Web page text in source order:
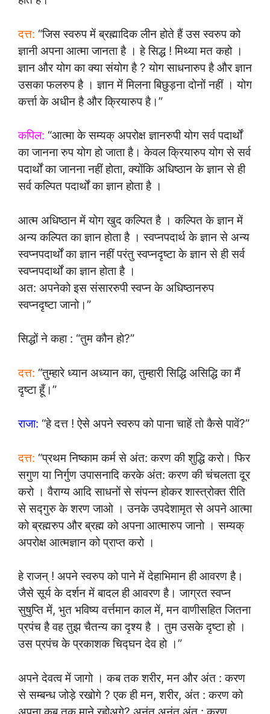
दत्त: “जिस स्वरुप में ब्रह्मादिक लीन होते हैं उस स्वरुप को
ज्ञानी अपना आत्मा जानता है । हे सिद्ध ! मिथ्या मत कहो ।
ज्ञान और योग का क्या संयोग है ? योग साधनारुप है और ज्ञान
उसका फलरुप है । ज्ञान में मिलना बिछुड़ना दोनों नहीं । योग
कर्त्ता के अधीन है और क्रियारुप है।”
कपिल: “आत्मा के सम्यक् अपरोक्ष ज्ञानरुपी योग सर्व पदार्थों
का जानना रुप योग हो जाता है। केवल क्रियारुप योग से सर्व
पदार्थों का जानना नहीं होता, क्योंकि अधिष्ठान के ज्ञान से ही
सर्व कल्पित पदार्थों का ज्ञान होता है ।
आत्म अधिष्ठान में योग खुद कल्पित है । कल्पित के ज्ञान में
अन्य कल्पित का ज्ञान होता है । स्वप्नपदार्थ के ज्ञान से अन्य
स्वप्नपदार्थों का ज्ञान नहीं परंतु स्वप्नदृष्टा के ज्ञान से ही सर्व
स्वप्नपदार्थों का ज्ञान होता है ।
अत: अपनेको इस संसाररुपी स्वप्न के अधिष्ठानरुप
स्वप्नदृष्टा जानो।”
सिद्धों ने कहा : “तुम कौन हो?”
दत्त: “तुम्हारे ध्यान अध्यान का, तुम्हारी सिद्धि असिद्धि का मैं
दृष्टा हूँ।”
राजा: “हे दत्त ! ऐसे अपने स्वरुप को पाना चाहें तो कैसे पावें?”
दत्त: “प्रथम निष्काम कर्म से अंत: करण की शुद्धि करो। फिर
सगुण या निर्गुण उपासनादि करके अंत: करण की चंचलता दूर
करो । वैराग्य आदि साधनों से संपन्न होकर शास्त्रोक्त रीति
से सद्गुरु के शरण जाओ । उनके उपदेशामृत से अपने आत्मा
को ब्रह्मरुप और ब्रह्म को अपना आत्मारुप जानो । सम्यक्
अपरोक्ष आत्मज्ञान को प्राप्त करो ।
हे राजन् ! अपने स्वरुप को पाने में देहाभिमान ही आवरण है।
जैसे सूर्य के दर्शन में बादल ही आवरण है। जाग्रत स्वप्न
सुषुप्ति में, भुत भविष्य वर्त्तमान काल में, मन वाणीसहित जितना
प्रपंच है वह तुझ चैतन्य का दृश्य है । तुम उसके दृष्टा हो ।
उस प्रपंच के प्रकाशक चिद्घन देव हो ।”
अपने देवत्व में जागो । कब तक शरीर, मन और अंत : करण
से सम्बन्ध जोड़े रखोगे ? एक ही मन, शरीर, अंत : करण को